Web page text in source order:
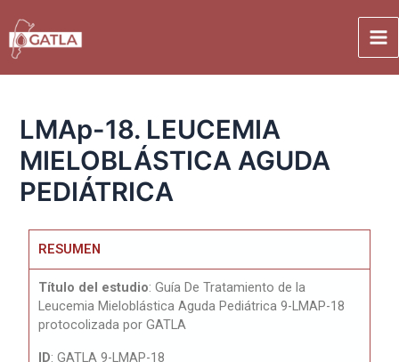
LMAp-18. LEUCEMIA
MIELOBLÁSTICA AGUDA
PEDIÁTRICA
RESUMEN
Título del estudio: Guía De Tratamiento de la
Leucemia Mieloblástica Aguda Pediátrica9-LMAP-18
protocolizada por GATLA
ID: GATLA 9-LMAP-18